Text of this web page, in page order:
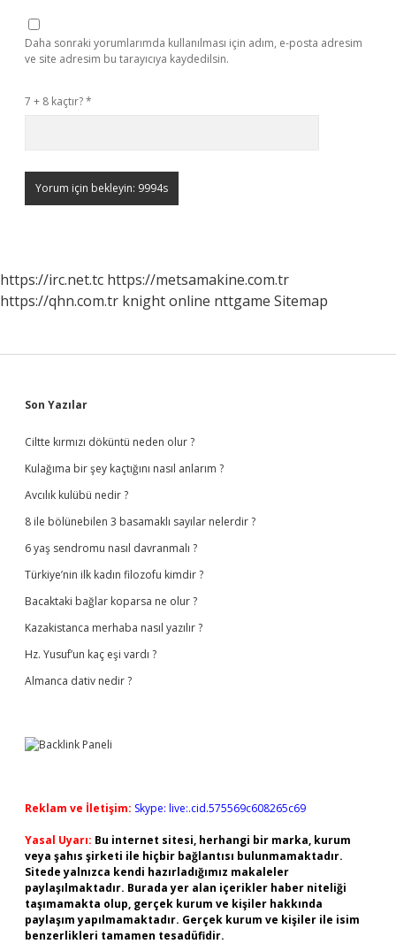
Daha sonraki yorumlarımda kullanılması için adım, e-posta adresim
ve site adresim bu tarayıcıya kaydedilsin.
7 + 8 kaçtır?*
https://irc.net.tc https://metsamakine.com.tr
https://qhn.com.tr knight online nttgame Sitemap
Sidebar
Son Yazılar
Ciltte kırmızı döküntü neden olur ?
Kulağıma bir şey kaçtığını nasıl anlarım ?
Avcılık kulübü nedir ?
8 ile bölünebilen 3 basamaklı sayılar nelerdir ?
6 yaş sendromu nasıl davranmalı ?
Türkiye’nin ilk kadın filozofu kimdir ?
Bacaktaki bağlar koparsa ne olur ?
Kazakistanca merhaba nasıl yazılır ?
Hz. Yusuf’un kaç eşi vardı ?
Almanca dativ nedir ?
Reklam ve İletişim: Skype: live:.cid.575569c608265c69
Yasal Uyarı: Bu internet sitesi, herhangi bir marka, kurum
veya şahıs şirketi ile hiçbir bağlantısı bulunmamaktadır.
Sitede yalnızca kendi hazırladığımız makaleler
paylaşılmaktadır. Burada yer alan içerikler haber niteliği
taşımamakta olup, gerçek kurum ve kişiler hakkında
paylaşım yapılmamaktadır. Gerçek kurum ve kişiler ile isim
benzerlikleri tamamen tesadüfidir.